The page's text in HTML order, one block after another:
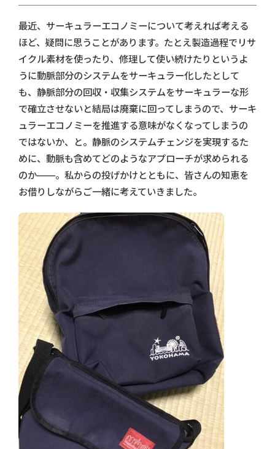
最近、サーキュラーエコノミーについて考えれば考える
ほど、疑問に思うことがあります。たとえ製造過程でリサ
イクル素材を使ったり、修理して使い続けたりというよ
うに動脈部分のシステムをサーキュラー化したとして
も、静脈部分の回収・収集システムをサーキュラーな形
で確立させないと結局は廃棄に回ってしまうので、サーキ
ュラーエコノミーを推進する意味がなくなってしまうの
ではないか、と。静脈のシステムチェンジを実現するた
めに、動脈も含めてどのようなアプローチが求められる
のか――。私からの投げかけとともに、皆さんの知恵を
お借りしながらご一緒に考えていきました。